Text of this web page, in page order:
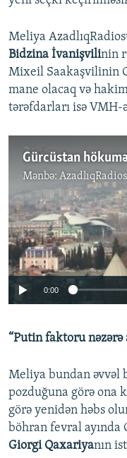
Meliya
Bidzina İvanişvilinin
Mixeil Saakaşvilinin
mane olacaq və
tərəfdarları isə VMH-
Mənbə:
No media
0:00
“Putin faktoru nəzərə
Meliya bundan əvvəl
pozduğuna görə ona
görə yenidən həbs
böhran fevral ayında
Giorgi Qaxariyanın